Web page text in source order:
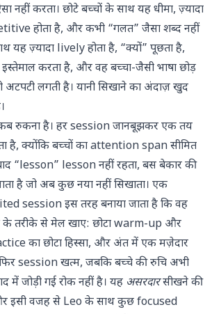
नहीं करता। छोटे बच्चों के साथ यह धीमा, ज़्यादा
होता है, और कभी “गलत” जैसा शब्द नहीं
यह ज़्यादा lively होता है, “क्यों” पूछता है,
करता है, और वह बच्चा-जैसी भाषा छोड़
लगती है। यानी सिखाने का अंदाज़ खुद
रुकना है। हर session जानबूझकर एक तय
है, क्योंकि बच्चों का attention span सीमित
“lesson” lesson नहीं रहता, बस बेकार की
है जो अब कुछ नया नहीं सिखाता। एक
session इस तरह बनाया जाता है कि वह
तरीके से मेल खाए: छोटा warm-up और
का छोटा हिस्सा, और अंत में एक मज़ेदार
session खत्म, जबकि बच्चे की रुचि अभी
में जोड़ी गई रोक नहीं है। यह असरदारसीखने की
इसी वजह से Leo के साथ कुछ focused